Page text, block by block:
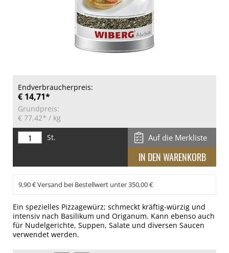
Endverbraucherpreis:
€ 14,71*
Grundpreis:
€ 77,42* / kg
St.
Auf die Merkliste
9,90 € Versand bei Bestellwert unter 350,00 €
Ein spezielles Pizzagewürz; schmeckt kräftig-würzig und
intensiv nach Basilikum und Origanum. Kann ebenso auch
für Nudelgerichte, Suppen, Salate und diversen Saucen
verwendet werden.